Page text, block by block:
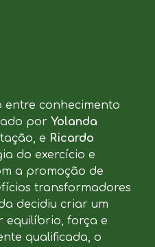
entre conhecimento
por Yolanda
e Ricardo
do exercício e
a promoção de
transformadores
decidiu criar um
equilíbrio, força e
qualificada, o